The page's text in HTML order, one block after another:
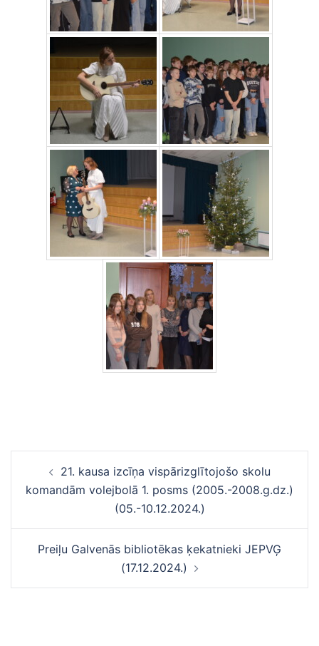
navigācija21. kausa izcīņa vispārizglītojošo skolu
komandām volejbolā 1. posms (2005.-2008.g.dz.)
(05.-10.12.2024.)
Preiļu Galvenās bibliotēkas ķekatnieki JEPVĢ
(17.12.2024.)